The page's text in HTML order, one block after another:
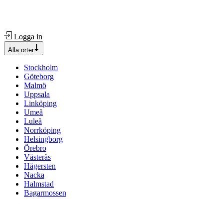
Logga in
Alla orter
Stockholm
Göteborg
Malmö
Uppsala
Linköping
Umeå
Luleå
Norrköping
Helsingborg
Örebro
Västerås
Hägersten
Nacka
Halmstad
Bagarmossen